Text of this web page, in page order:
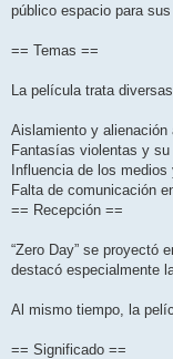
público espacio para
== Temas ==
La película trata
Aislamiento y alienación
Fantasías violentas y su
Influencia de los
Falta de comunicación
== Recepción ==
“Zero Day” se proyectó
destacó especialmente
Al mismo tiempo, la
== Significado ==